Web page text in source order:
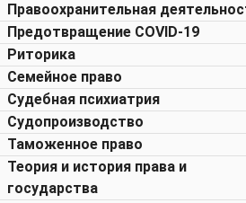
Правоохранительная
Предотвращение COVID-19
Риторика
Семейное право
Судебная психиатрия
Судопроизводство
Таможенное право
Теория и история права и
государства